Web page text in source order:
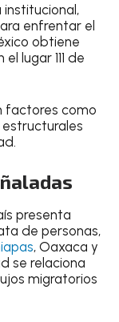
institucional,
enfrentar el
obtiene
lugar 111 de
factores como
presenta
de personas,
, Oaxaca y
se relaciona
migratorios